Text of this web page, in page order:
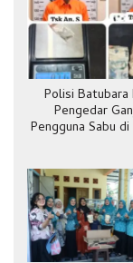
Polisi Batubara
Pengedar
Pengguna Sabu